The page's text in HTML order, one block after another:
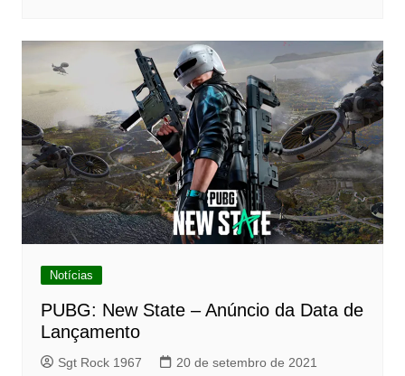
Notícias
PUBG: New State – Anúncio da Data de
Lançamento
Sgt Rock 1967 20 de setembro de 2021